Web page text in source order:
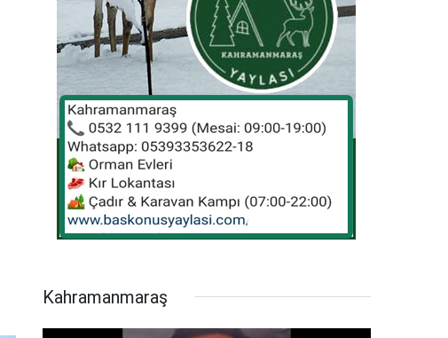
Kahramanmaraş